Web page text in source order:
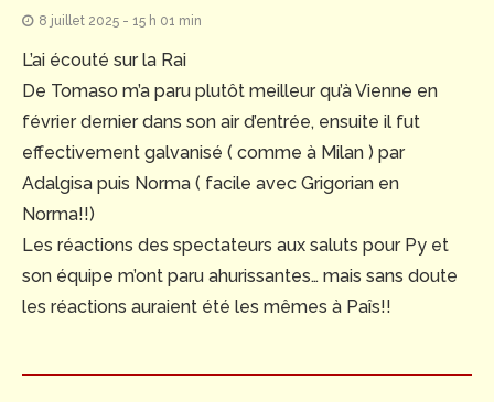
8 juillet 2025 - 15 h 01 min
L’ai écouté sur la Rai
De Tomaso m’a paru plutôt meilleur qu’à Vienne en
février dernier dans son air d’entrée, ensuite il fut
effectivement galvanisé ( comme à Milan ) par
Adalgisa puis Norma ( facile avec Grigorian en
Norma!!)
Les réactions des spectateurs aux saluts pour Py et
son équipe m’ont paru ahurissantes… mais sans doute
les réactions auraient été les mêmes à Paîs!!